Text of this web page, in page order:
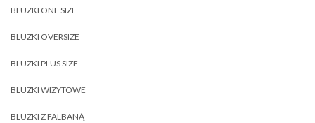
BLUZKI ONE SIZE
BLUZKI OVERSIZE
BLUZKI PLUS SIZE
BLUZKI WIZYTOWE
BLUZKI Z FALBANĄ